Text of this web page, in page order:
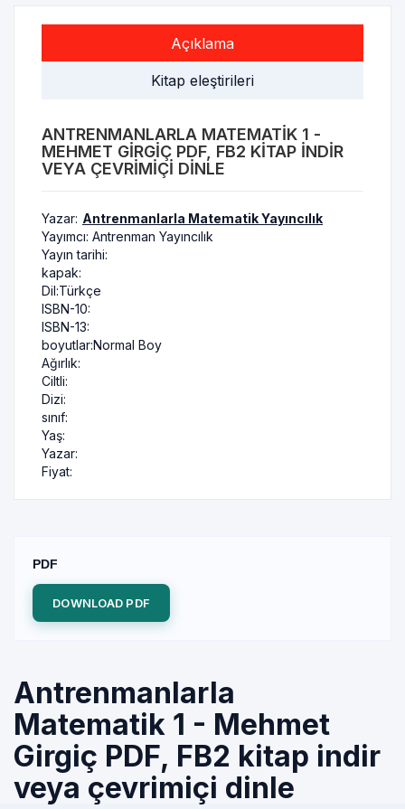
Açıklama
Kitap eleştirileri
ANTRENMANLARLA MATEMATIK 1 -
MEHMET GIRGIÇ PDF, FB2 KITAP INDIR
VEYA ÇEVRIMIÇI DINLE
Yazar: Antrenmanlarla Matematik Yayıncılık
Yayımcı: Antrenman Yayıncılık
Yayın tarihi:
kapak:
Dil:Türkçe
ISBN-10:
ISBN-13:
boyutlar:Normal Boy
Ağırlık:
Ciltli:
Dizi:
sınıf:
Yaş:
Yazar:
Fiyat:
PDF
DOWNLOAD PDF
Antrenmanlarla
Matematik 1 - Mehmet
Girgiç PDF, FB2 kitap indir
veya çevrimiçi dinle